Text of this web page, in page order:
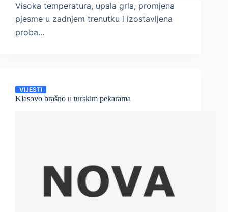
Visoka temperatura, upala grla, promjena
pjesme u zadnjem trenutku i izostavljena
proba…
VIJESTI
Klasovo brašno u turskim pekarama